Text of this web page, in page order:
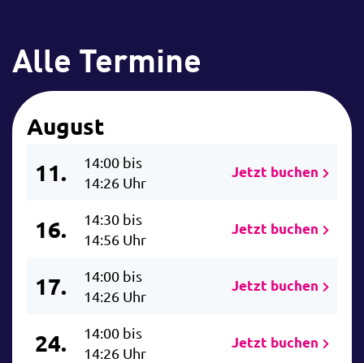
Alle Termine
August
11.
14:00 bis
14:26 Uhr
Jetzt buchen
16.
14:30 bis
14:56 Uhr
Jetzt buchen
17.
14:00 bis
14:26 Uhr
Jetzt buchen
24.
14:00 bis
14:26 Uhr
Jetzt buchen